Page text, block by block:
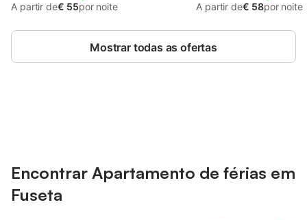
A partir de€ 55por noite
A partir de€ 58por noite
Mostrar todas as ofertas
Encontrar Apartamento de férias em
Fuseta